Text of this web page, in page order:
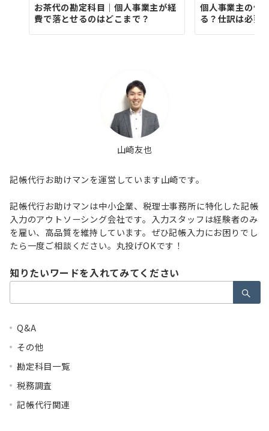
お茶代の勘定科目｜個人事業主が経
費で落とせるのはどこまで？
個人事業主の住
る？仕訳は必要
山崎友也
記帳代行お助けマンを運営しています山崎です。
記帳代行お助けマンは中小企業、税理士事務所に特化した記帳
入力のアウトソーシング会社です。入力スタッフは経験者のみ
を雇い、高品質を維持しています。ぜひ記帳入力にお困りでし
たら一度ご相談ください。丸投げOKです！
知りたいワードを入れてみてください
索：
Q&A
その他
勘定科目一覧
税務調査
記帳代行関連